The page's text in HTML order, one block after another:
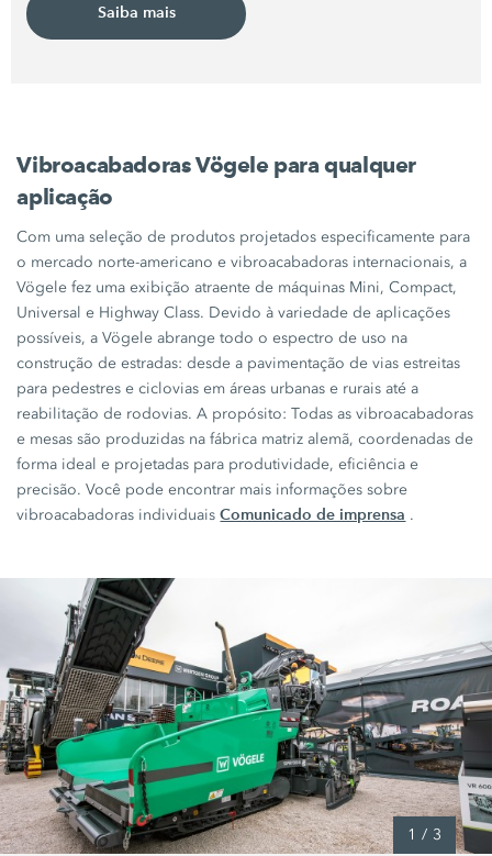
Saiba mais
Vibroacabadoras Vögele para qualquer
aplicação
Com uma seleção de produtos projetados especificamente para
o mercado norte-americano e vibroacabadoras internacionais, a
Vögele fez uma exibição atraente de máquinas Mini, Compact,
Universal e Highway Class. Devido à variedade de aplicações
possíveis, a Vögele abrange todo o espectro de uso na
construção de estradas: desde a pavimentação de vias estreitas
para pedestres e ciclovias em áreas urbanas e rurais até a
reabilitação de rodovias. A propósito: Todas as vibroacabadoras
e mesas são produzidas na fábrica matriz alemã, coordenadas de
forma ideal e projetadas para produtividade, eficiência e
precisão. Você pode encontrar mais informações sobre
vibroacabadoras individuaisComunicado de imprensa .
1 / 3